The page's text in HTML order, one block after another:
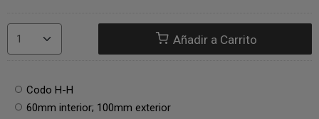
Añadir a Carrito
Codo H-H
60mm interior; 100mm exterior